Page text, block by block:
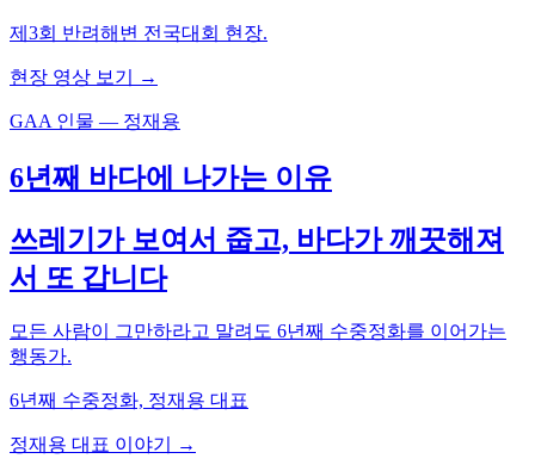
제3회 반려해변 전국대회 현장.
현장 영상 보기 →
GAA 인물 — 정재용
6년째 바다에 나가는 이유
쓰레기가 보여서 줍고, 바다가 깨끗해져
서 또 갑니다
모든 사람이 그만하라고 말려도 6년째 수중정화를 이어가는
행동가.
6년째 수중정화, 정재용 대표
정재용 대표 이야기 →